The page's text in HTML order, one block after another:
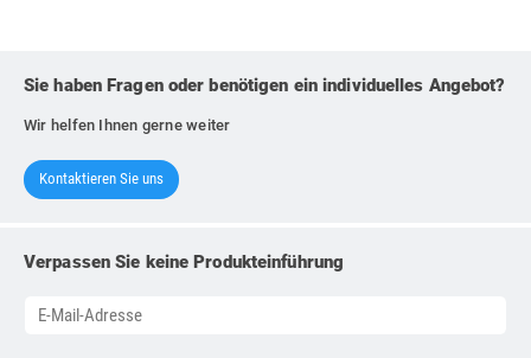
Sie haben Fragen oder benötigen ein individuelles Angebot?
Wir helfen Ihnen gerne weiter
Kontaktieren Sie uns
Verpassen Sie keine Produkteinführung